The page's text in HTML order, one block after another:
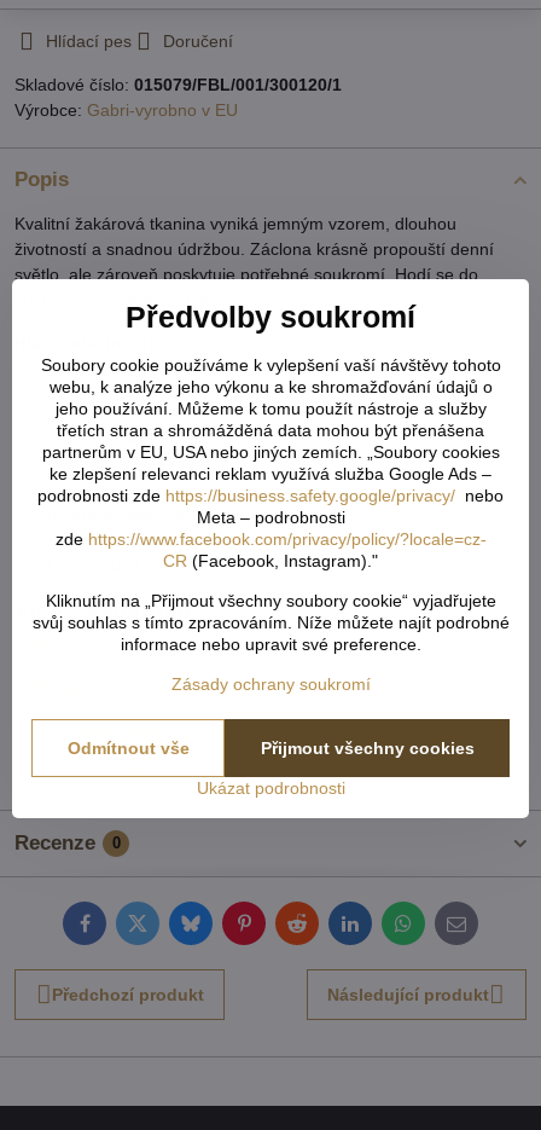
Hlídací pes Doručení
Skladové číslo: 015079/FBL/001/300120/1
Výrobce: Gabri-vyrobno v EU
Popis
Kvalitní žakárová tkanina vyniká jemným vzorem, dlouhou
životností a snadnou údržbou. Záclona krásně propouští denní
světlo, ale zároveň poskytuje potřebné soukromí. Hodí se do
kusová záclona – připravená k okamžitému zavěšení
obloukové zakončení pro elegantní vzhled
kvalitní žakárový materiál
jemný dekorativní vzor
dobře propouští světlo, zachovává soukromí
snadná údržba, dlouhá životnost
Záclona je vhodná jak do klasických, tak moderních interiérů a
skvěle doplní každý domov.
Více z kategorie
Záclony a komplety kusové
Záclony a komplety universální krátké
Recenze 0
FacebookTwitterBlueskyPinterestRedditLinkedInWhatsApp
E-
mail
Předchozí produkt Následující produkt
Předvolby soukromí
Soubory cookie používáme k vylepšení vaší návštěvy tohoto
webu, k analýze jeho výkonu a ke shromažďování údajů o
jeho používání. Můžeme k tomu použít nástroje a služby
třetích stran a shromážděná data mohou být přenášena
partnerům v EU, USA nebo jiných zemích. „Soubory cookies
ke zlepšení relevanci reklam využívá služba Google Ads –
podrobnosti zde https://business.safety.google/privacy/ nebo
Meta – podrobnosti
zde https://www.facebook.com/privacy/policy/?locale=cz-
CR (Facebook, Instagram)."
Kliknutím na „Přijmout všechny soubory cookie“ vyjadřujete
svůj souhlas s tímto zpracováním. Níže můžete najít podrobné
informace nebo upravit své preference.
Zásady ochrany soukromí
Ukázat podrobnosti
Přijmout všechny cookies
Odmítnout vše